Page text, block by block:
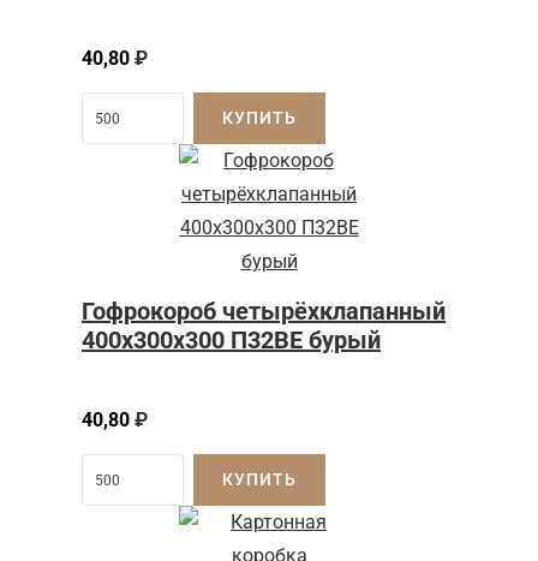
40,80 ₽
КУПИТЬ
Гофрокороб четырёхклапанный
400x300x300 П32BE бурый
40,80 ₽
КУПИТЬ